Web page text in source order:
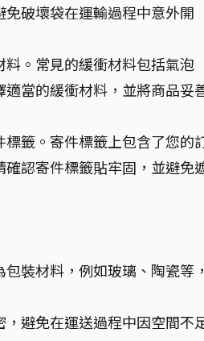
破壞袋在運輸過程中意外開
。常見的緩衝材料包括氣泡
當的緩衝材料，並將商品妥
籤。寄件標籤上包含了您的
認寄件標籤貼牢固，並避免
裝材料，例如玻璃、陶瓷等，
避免在運送過程中因空間不